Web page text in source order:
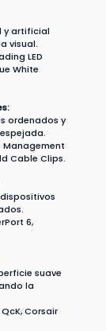
y artificial
visual.
LED
White
ordenados y
Management
Cable Clips.
6,
suave
la
Corsair